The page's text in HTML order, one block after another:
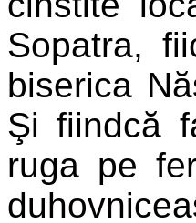
Sopatra,
biserica
Şi fiindcă
ruga pe